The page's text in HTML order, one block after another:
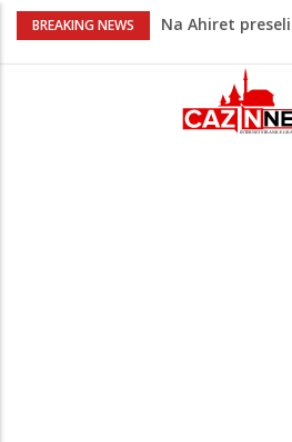
BREAKING NEWS
Na Ahiret
Na Ahiret
Evo koje države
protiv Infantina